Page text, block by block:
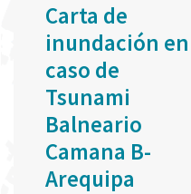
Carta de
inundación en
caso de
Tsunami
Balneario
Camana B-
Arequipa